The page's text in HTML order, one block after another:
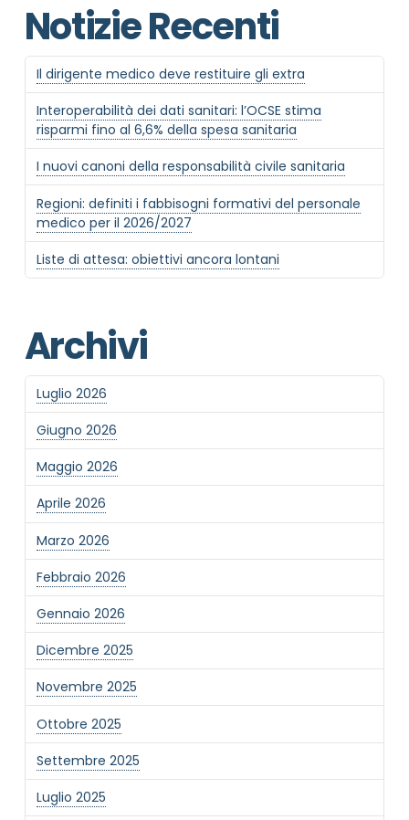
Notizie Recenti
Il dirigente medico deve restituire gli extra
Interoperabilità dei dati sanitari: l’OCSE stima
risparmi fino al 6,6% della spesa sanitaria
I nuovi canoni della responsabilità civile sanitaria
Regioni: definiti i fabbisogni formativi del personale
medico per il 2026/2027
Liste di attesa: obiettivi ancora lontani
Archivi
Luglio 2026
Giugno 2026
Maggio 2026
Aprile 2026
Marzo 2026
Febbraio 2026
Gennaio 2026
Dicembre 2025
Novembre 2025
Ottobre 2025
Settembre 2025
Luglio 2025